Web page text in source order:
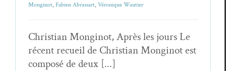
Monginot, Fabien Abrassart, Véronique Wautier
Christian Monginot, Après les jours Le
récent recueil de Christian Monginot est
composé de deux [...]